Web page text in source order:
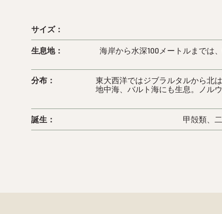
サイズ：
生息地：
海岸から水深100メートルまでは
分布：
東大西洋ではジブラルタルから北
地中海、バルト海にも生息。ノル
誕生： 甲殻類、